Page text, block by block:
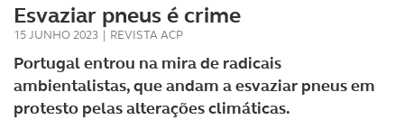
Esvaziar pneus é crime
15 JUNHO 2023 | REVISTA ACP
Portugal entrou na mira de radicais
ambientalistas, que andam a esvaziar pneus em
protesto pelas alterações climáticas.